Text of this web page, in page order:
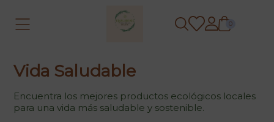
0
Vida Saludable
Encuentra los mejores productos ecológicos locales
para una vida más saludable y sostenible.